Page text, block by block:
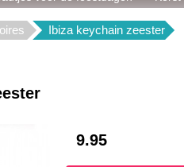
Ibiza keychain zeester
9.95